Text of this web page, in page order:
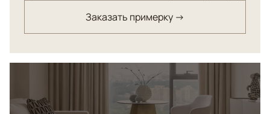
Заказать примерку →